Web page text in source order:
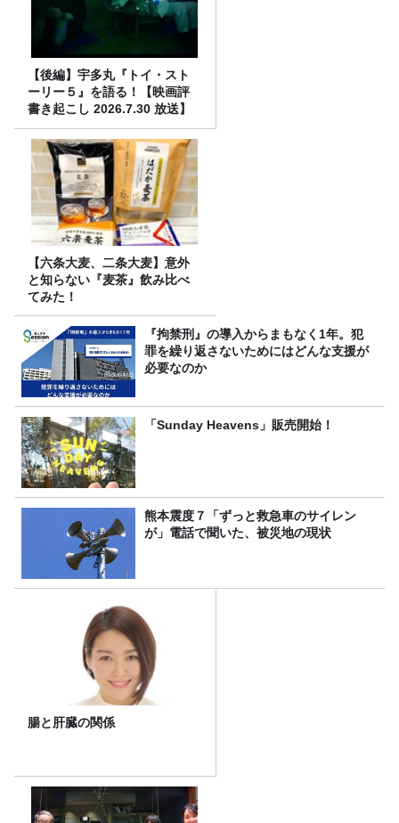
【後編】宇多丸『トイ・スト
ーリー５』を語る！【映画評
書き起こし 2026.7.30 放送】
【六条大麦、二条大麦】意外
と知らない『麦茶』飲み比べ
てみた！
『拘禁刑』の導入からまもなく1年。犯
罪を繰り返さないためにはどんな支援が
必要なのか
「Sunday Heavens」販売開始！
熊本震度７「ずっと救急車のサイレン
が」電話で聞いた、被災地の現状
腸と肝臓の関係